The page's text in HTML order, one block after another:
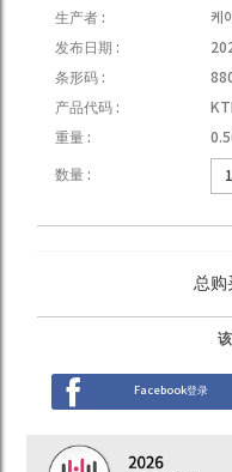
生产者 :
케
发布日期 :
条形码 :
产品代码 :
重量 :
数量 :
总购
Facebook登录